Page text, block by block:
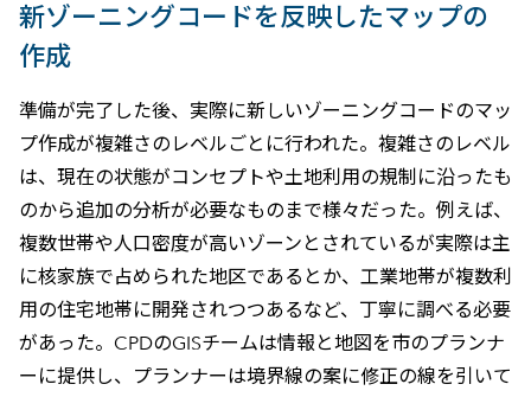
新ゾーニングコードを反映したマップの
作成
準備が完了した後、実際に新しいゾーニングコードのマッ
プ作成が複雑さのレベルごとに行われた。複雑さのレベル
は、現在の状態がコンセプトや土地利用の規制に沿ったも
のから追加の分析が必要なものまで様々だった。例えば、
複数世帯や人口密度が高いゾーンとされているが実際は主
に核家族で占められた地区であるとか、工業地帯が複数利
用の住宅地帯に開発されつつあるなど、丁寧に調べる必要
があった。CPDのGISチームは情報と地図を市のプランナ
ーに提供し、プランナーは境界線の案に修正の線を引いて